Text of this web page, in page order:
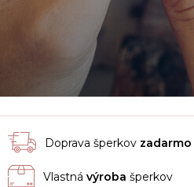
Doprava šperkov zadarmo
Vlastná výroba šperkov